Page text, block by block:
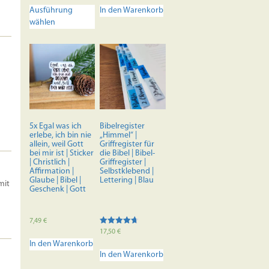
Ausführung
wählen
Produkt
Varianten
auf.
Die
Optionen
können
auf
der
Produktseite
gewählt
werden
In den Warenkorb
5x Egal was ich
erlebe, ich bin nie
allein, weil Gott
bei mir ist | Sticker
| Christlich |
Affirmation |
Glaube | Bibel |
Geschenk | Gott
7,49 €
In den Warenkorb
Bibelregister
„Himmel“ |
Griffregister für
die Bibel | Bibel-
Griffregister |
Selbstklebend |
Lettering | Blau
Bewertet
von 5
17,50€
In den Warenkorb